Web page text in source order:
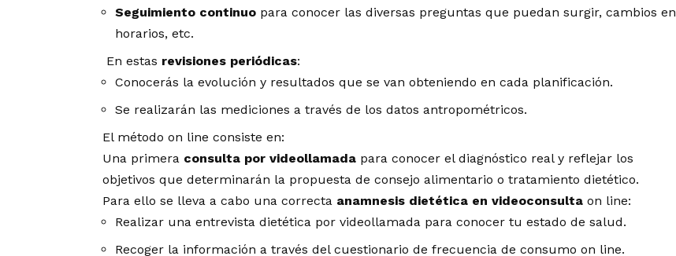
Seguimiento continuo para conocer las diversas preguntas que puedan surgir, cambios en
horarios, etc.
En estas revisiones periódicas:
Conocerás la evolución y resultados que se van obteniendo en cada planificación.
Se realizarán las mediciones a través de los datos antropométricos.
El método on line consiste en:
Una primera consulta por videollamada para conocer el diagnóstico real y reflejar los
objetivos que determinarán la propuesta de consejo alimentario o tratamiento dietético.
Para ello se lleva a cabo una correcta anamnesis dietética en videoconsulta on line:
Realizar una entrevista dietética por videollamada para conocer tu estado de salud.
Recoger la información a través del cuestionario de frecuencia de consumo on line.